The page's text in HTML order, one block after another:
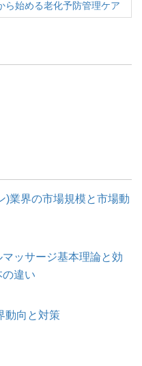
ら始める老化予防管理ケア
)業界の市場規模と市場動
ッサージ基本理論と効
違い
向と対策